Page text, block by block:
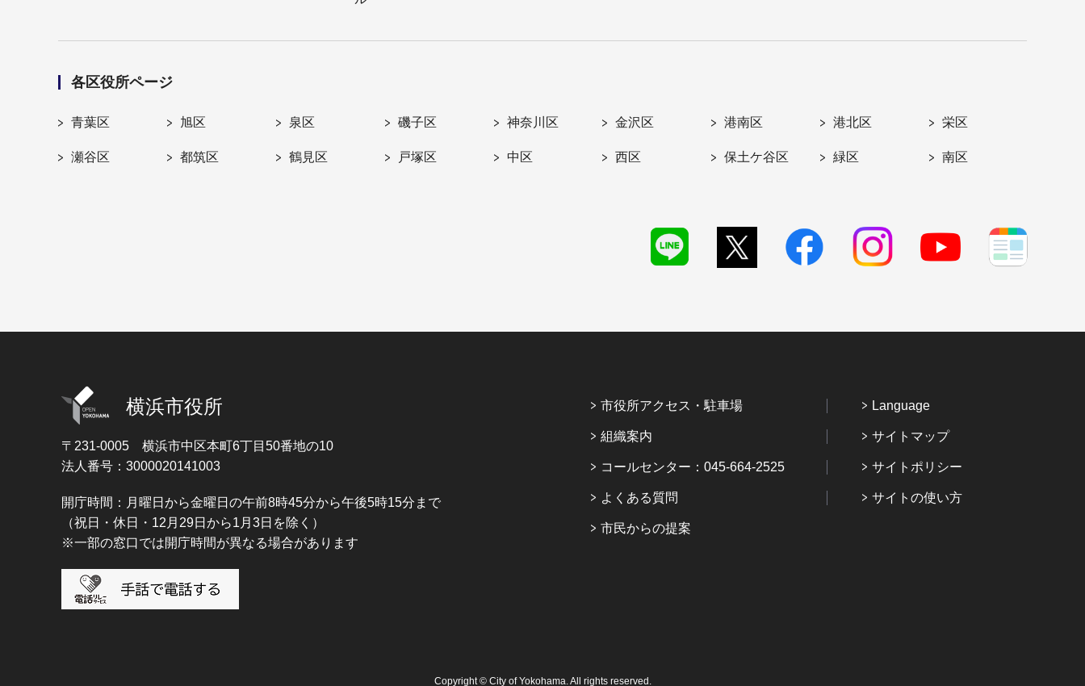
各区役所ページ
青葉区 旭区 泉区 磯子区 神奈川区 金沢区 港南区 港北区 栄区
瀬谷区 都筑区 鶴見区 戸塚区 中区 西区 保土ケ谷区 緑区 南区
横浜市役所
〒231-0005 横浜市中区本町6丁目50番地の10
法人番号：3000020141003
開庁時間：月曜日から金曜日の午前8時45分から午後5時15分まで
（祝日・休日・12月29日から1月3日を除く）
※一部の窓口では開庁時間が異なる場合があります
市役所アクセス・駐車場
組織案内
コールセンター：045-664-2525
よくある質問
市民からの提案
Language
サイトマップ
サイトポリシー
サイトの使い方
Copyright © City of Yokohama. All rights reserved.